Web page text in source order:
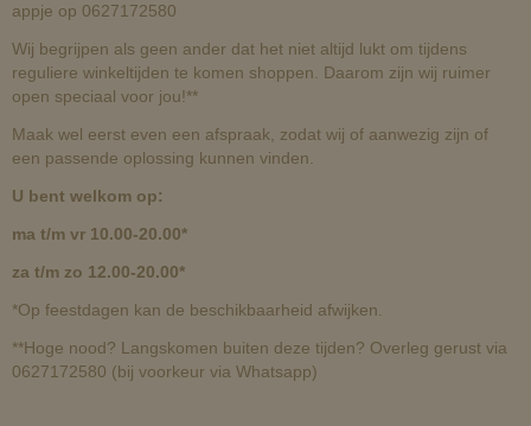
appje op 0627172580
Wij begrijpen als geen ander dat het niet altijd lukt om tijdens
reguliere winkeltijden te komen shoppen. Daarom zijn wij ruimer
open speciaal voor jou!**
Maak wel eerst even een afspraak, zodat wij of aanwezig zijn of
een passende oplossing kunnen vinden.
U bent welkom op:
ma t/m vr 10.00-20.00*
za t/m zo 12.00-20.00*
*Op feestdagen kan de beschikbaarheid afwijken.
**Hoge nood? Langskomen buiten deze tijden? Overleg gerust via
0627172580 (bij voorkeur via Whatsapp)